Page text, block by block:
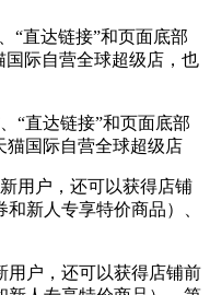
“直达链接”和页面底部
国际自营全球超级店，也
用户，还可以获得店铺
新人专享特价商品）、